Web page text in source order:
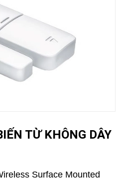
TỪ KHÔNG DÂY
Surface Mounted